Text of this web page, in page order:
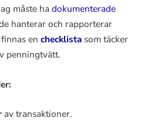
måste ha dokumenterade
hanterar och rapporterar
en checklista som täcker
penningtvätt.
av transaktioner.